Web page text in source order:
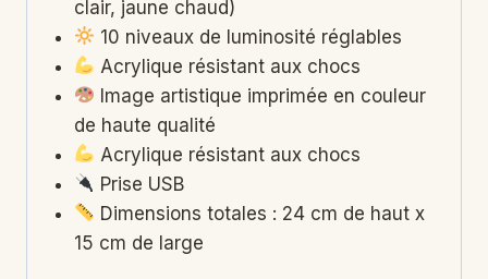
clair, jaune chaud)
10 niveaux de luminosité réglables
Acrylique résistant aux chocs
Image artistique imprimée en couleur
de haute qualité
Acrylique résistant aux chocs
Prise USB
Dimensions totales : 24 cm de haut x
15 cm de large